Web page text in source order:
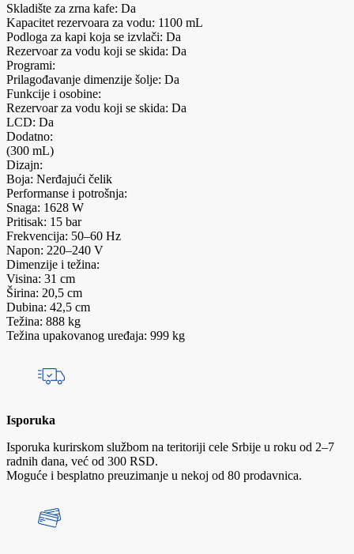
Skladište za zrna kafe: Da
Kapacitet rezervoara za vodu: 1100 mL
Podloga za kapi koja se izvlači: Da
Rezervoar za vodu koji se skida: Da
Programi:
Prilagođavanje dimenzije šolje: Da
Funkcije i osobine:
Rezervoar za vodu koji se skida: Da
LCD: Da
Dodatno:
(300 mL)
Dizajn:
Boja: Nerđajući čelik
Performanse i potrošnja:
Snaga: 1628 W
Pritisak: 15 bar
Frekvencija: 50–60 Hz
Napon: 220–240 V
Dimenzije i težina:
Visina: 31 cm
Širina: 20,5 cm
Dubina: 42,5 cm
Težina: 888 kg
Težina upakovanog uređaja: 999 kg
Isporuka
Isporuka kurirskom službom na teritoriji cele Srbije u roku od 2–7
radnih dana, već od 300 RSD.
Moguće i besplatno preuzimanje u nekoj od 80 prodavnica.